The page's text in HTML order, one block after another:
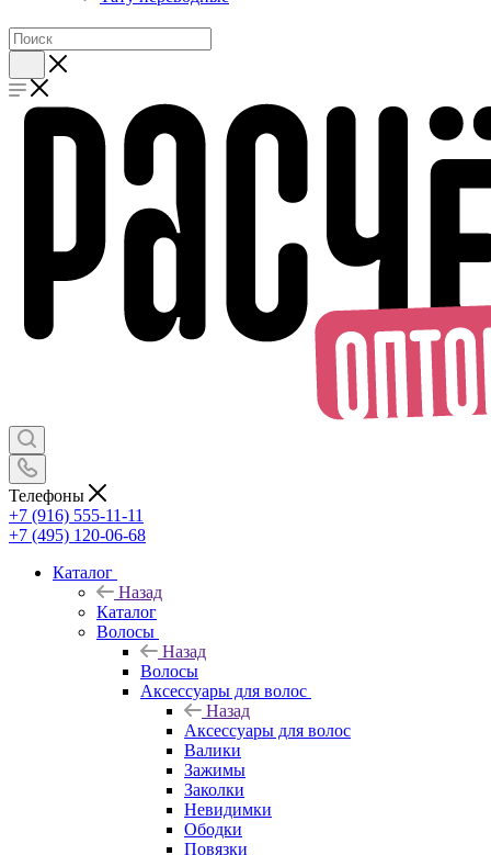
Телефоны
+7 (916) 555-11-11
+7 (495) 120-06-68
Каталог
Назад
Каталог
Волосы
Назад
Волосы
Аксессуары для волос
Назад
Аксессуары для волос
Валики
Зажимы
Заколки
Невидимки
Ободки
Повязки